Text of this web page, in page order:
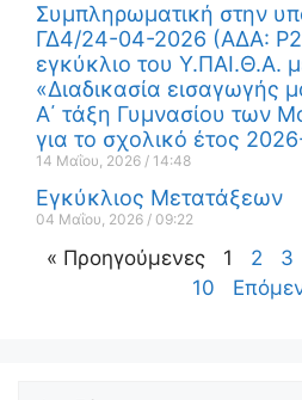
Συμπληρωματική στην
ΓΔ4/24-04-2026 (ΑΔΑ:
εγκύκλιο του Υ.ΠΑΙ.Θ.Α.
«Διαδικασία εισαγωγής
Α΄ τάξη Γυμνασίου των
για το σχολικό έτος
14 Μαΐου, 2026 14:48
Εγκύκλιος Μετατάξεων
04 Μαΐου, 2026 09:22
« Προηγούμενες 1 2 3
10